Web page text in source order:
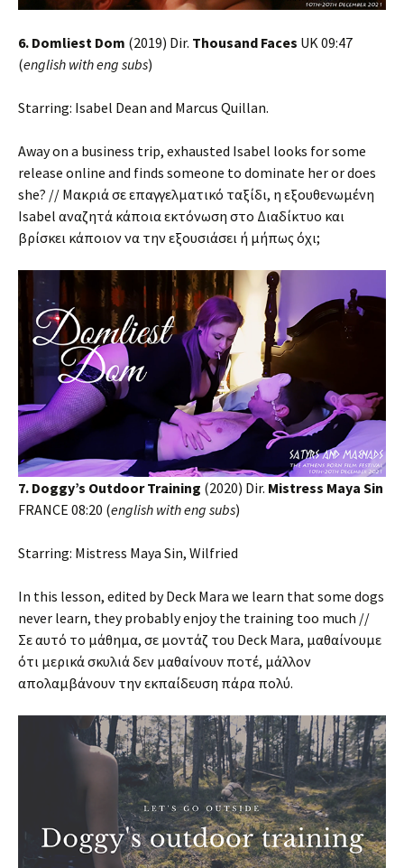
6. Domliest Dom (2019) Dir. Thousand Faces UK 09:47
(english with eng subs)
Starring: Isabel Dean and Marcus Quillan.
Away on a business trip, exhausted Isabel looks for some
release online and finds someone to dominate her or does
she? // Μακριά σε επαγγελματικό ταξίδι, η εξουθενωμένη
Isabel αναζητά κάποια εκτόνωση στο Διαδίκτυο και
βρίσκει κάποιον να την εξουσιάσει ή μήπως όχι;
7. Doggy’s Outdoor Training (2020) Dir. Mistress Maya Sin
FRANCE 08:20 (english with eng subs)
Starring: Mistress Maya Sin, Wilfried
In this lesson, edited by Deck Mara we learn that some dogs
never learn, they probably enjoy the training too much //
Σε αυτό το μάθημα, σε μοντάζ του Deck Mara, μαθαίνουμε
ότι μερικά σκυλιά δεν μαθαίνουν ποτέ, μάλλον
απολαμβάνουν την εκπαίδευση πάρα πολύ.